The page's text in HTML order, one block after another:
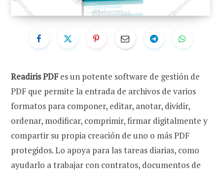
Readiris PDFes un potente software de gestión de
PDF que permite la entrada de archivos de varios
formatos para componer, editar, anotar, dividir,
ordenar, modificar, comprimir, firmar digitalmente y
compartir su propia creación de uno o más PDF
protegidos. Lo apoya para las tareas diarias, como
ayudarlo a trabajar con contratos, documentos de